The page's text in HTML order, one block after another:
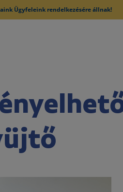
Ügyfeleink rendelkezésére állnak!